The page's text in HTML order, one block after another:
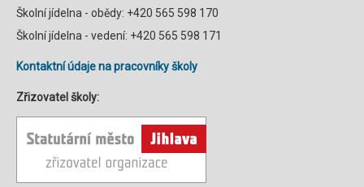
Školní jídelna - obědy: +420 565 598 170
Školní jídelna - vedení: +420 565 598 171
Kontaktní údaje na pracovníky školy
Zřizovatel školy: